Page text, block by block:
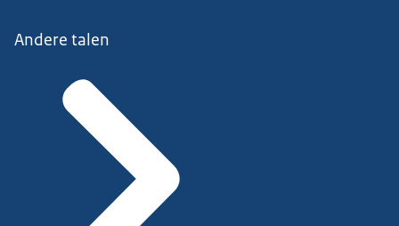
Andere talen